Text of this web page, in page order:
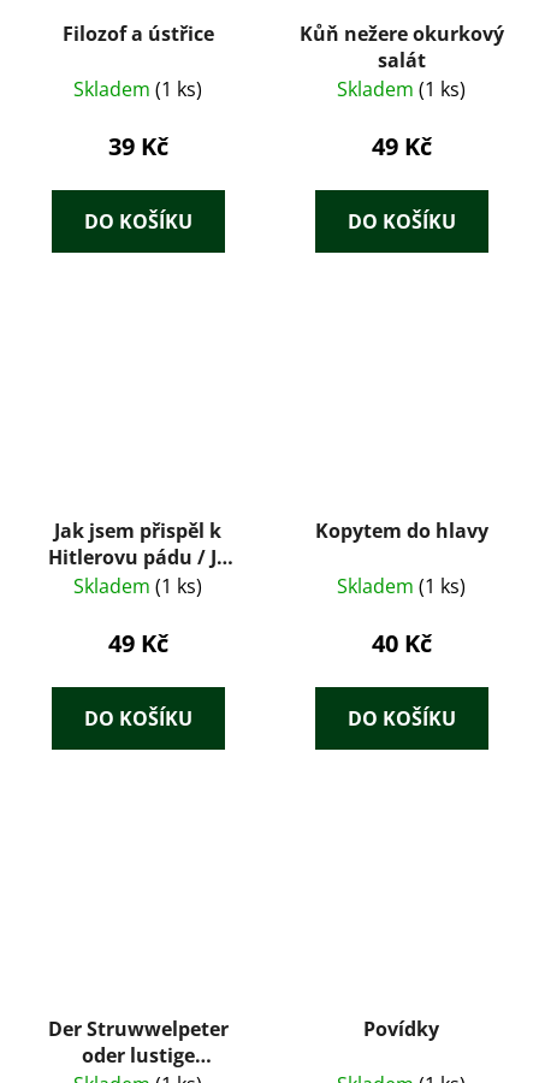
Filozof a ústřice
Skladem (1 ks)
39 Kč
DO KOŠÍKU
Kůň nežere okurkový
salát
Skladem (1 ks)
49 Kč
DO KOŠÍKU
Jak jsem přispěl k
Hitlerovu pádu / Já
proti Rommelovi
Skladem (1 ks)
49 Kč
DO KOŠÍKU
Kopytem do hlavy
Skladem (1 ks)
40 Kč
DO KOŠÍKU
Der Struwwelpeter
oder lustige
Povídky